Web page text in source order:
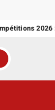
2026 : ce